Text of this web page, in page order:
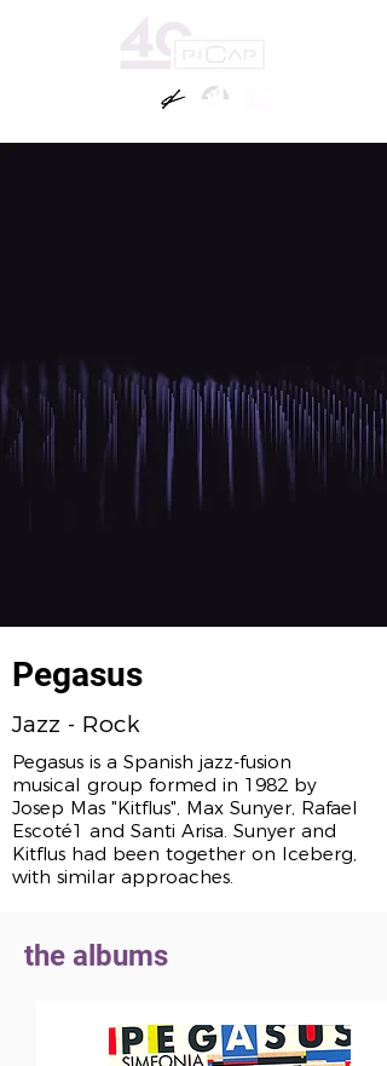
Pegasus
Jazz - Rock
Pegasus is a Spanish jazz-fusion
musical group formed in 1982 by
Josep Mas "Kitflus", Max Sunyer, Rafael
Escoté1 and Santi Arisa. Sunyer and
Kitflus had been together on Iceberg,
with similar approaches.
the albums